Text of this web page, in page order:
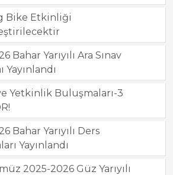
Bike Etkinliği
Bahar Yarıyılı Ara Sınav
Yayınlandı
Yetkinlik Buluşmaları-3
Bahar Yarıyılı Ders
Yayınlandı
2025-2026 Güz Yarıyılı